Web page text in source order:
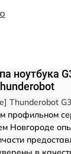
ноутбука
Thunderobot
профильном
Новгороде